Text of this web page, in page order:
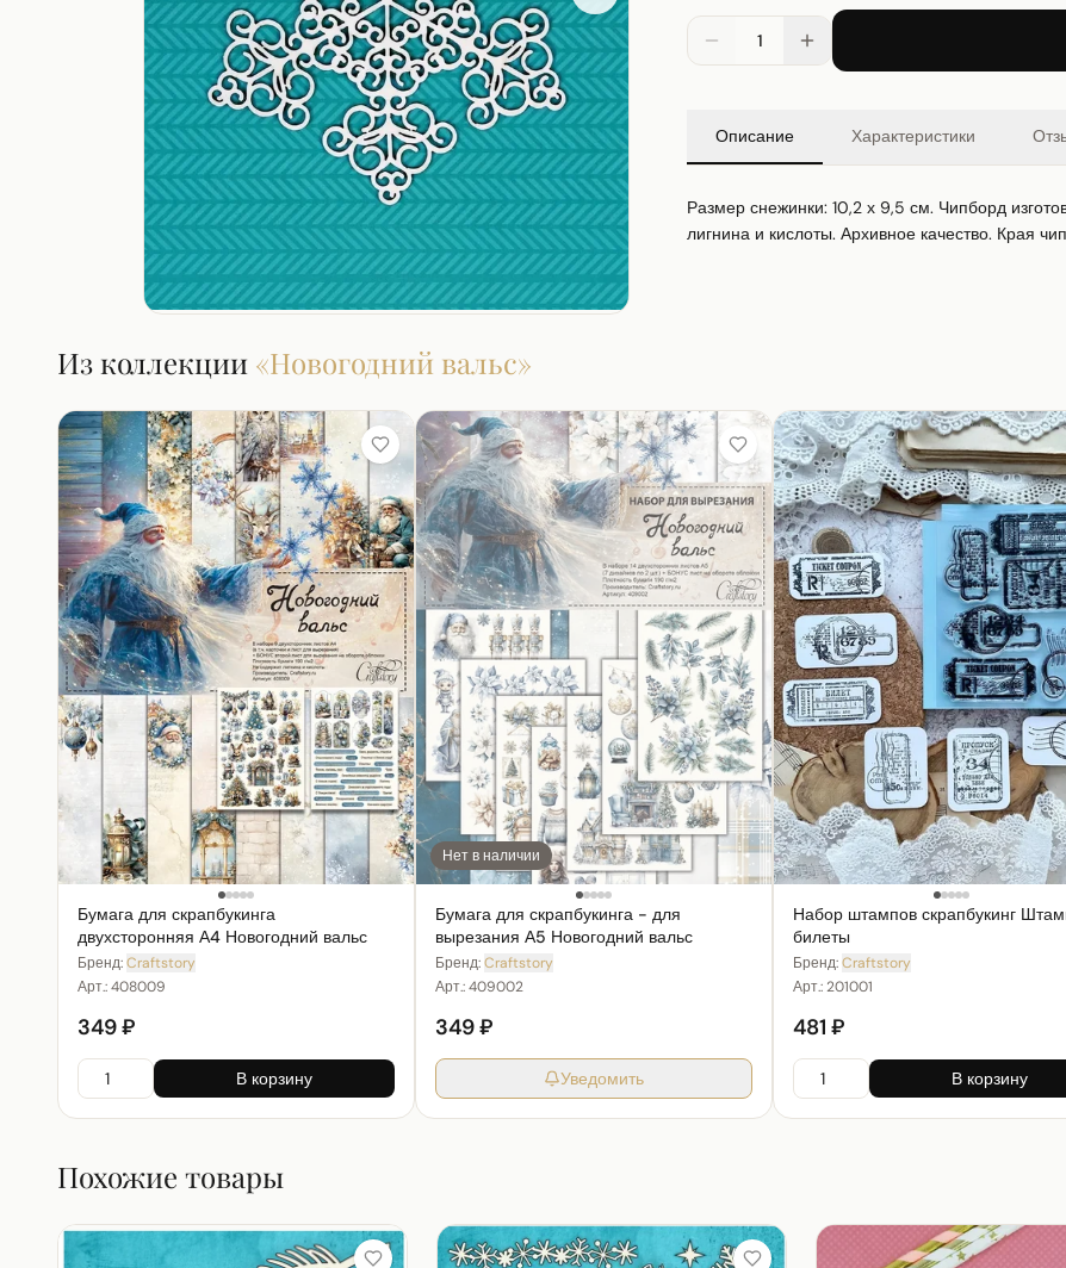
1
Описание Характеристики
Размер снежинки: 10,2 х 9,5 см. Чипборд
лигнина и кислоты. Архивное качество. Края
Из коллекции «Новогодний вальс»
Бумага для скрапбукинга
двухсторонняя А4 Новогодний вальс
Бренд:Craftstory
Арт.:408009
349 ₽
В корзину
Нет в наличии
Бумага для скрапбукинга - для
вырезания А5 Новогодний вальс
Бренд:Craftstory
Арт.:409002
349 ₽
Уведомить
Набор штампов скрапбукинг
билеты
Бренд:Craftstory
Арт.:201001
481 ₽
В корзину
Похожие товары